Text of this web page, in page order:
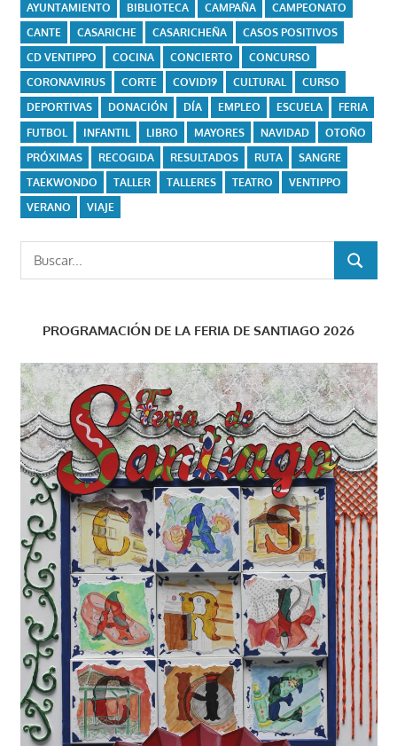
AYUNTAMIENTO BIBLIOTECA CAMPAÑA
CAMPEONATO
CANTE
CASARICHE CASARICHEÑA
CASOS POSITIVOS
CD VENTIPPO
COCINA CONCIERTO
CONCURSO
CORONAVIRUS
CORTE COVID19 CULTURAL
CURSO
DEPORTIVAS
DONACIÓN DÍA EMPLEO ESCUELA
FERIA
FUTBOL
INFANTIL LIBRO MAYORES NAVIDAD
OTOÑO
PRÓXIMAS
RECOGIDA RESULTADOS RUTA
SANGRE
TAEKWONDO
TALLER TALLERES TEATRO
VENTIPPO
VERANO
VIAJE
Buscar:
BUSCAR
PROGRAMACIÓN DE LA FERIA DE SANTIAGO 2026